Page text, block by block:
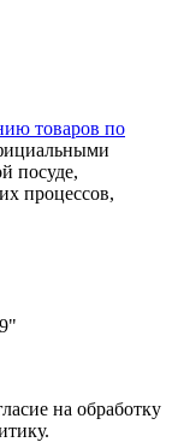
товаров по
посуде,
процессов,
на обработку